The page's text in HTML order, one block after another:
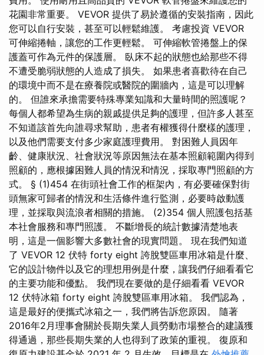
花園非常重要。 VEVOR 提供了易於遵循的安裝指南，因此
您可以自行安裝，甚至可以輕鬆維護。 考慮投資 VEVOR
可伸縮捲軸，讓您的工作更輕鬆。 可伸縮軟管捲盤上的保
護蓋可作為元件的保護層。 臥床不起的狀態也給那些不得
不遭受脆弱狀態的人造成了損失。 如果患者喜歡待在自己
的環境中而不是在療養院或醫院的圍牆內，這是可以理解
的。 但誰來承擔需要特殊專業知識和大量時間的照護呢？
每個人都希望為生病的親戚提供足夠的護理，但許多人甚至
不知道該首先向誰尋求幫助，患者有權獲得什麼樣的護理，
以及他們需要支付多少家庭護理費用。 對困難人員因年
齡、健康狀況、社會狀況等原因無法在基本照顧範圍內得到
照顧的，應根據困難人員的情況和情況，採取專門照顧的方
式。 § (1)454 在街頭社會工作的框架內，有必要確保對街
頭無家可歸者的情況和生活條件進行監測，必要時啟動護
理，並採取與流浪者相關的措施。 (2)354 個人照護包括基
本社會服務和專門照護。 不斷增長的統計數據清楚地表
明，這是一個影響大多數社會的現實問題。 現在我們知道
了 VEVOR 12 伏特 forty eight 誇脫雙區車用冰箱是什麼、
它的設計物件以及它的理想用例是什麼，讓我們仔細看看它
的主要功能和優點。 我們現在要做的是仔細看看 VEVOR
12 伏特冰箱 forty eight 誇脫雙區車用冰箱。 我們認為，
這是最好的便攜式冰箱之一，我們將告訴您原因。 隨著
2016年2月理事會關於長期失業人員勞動市場整合的建議獲
得通過，那些長期失業的人也得到了政策的重視。 復原和